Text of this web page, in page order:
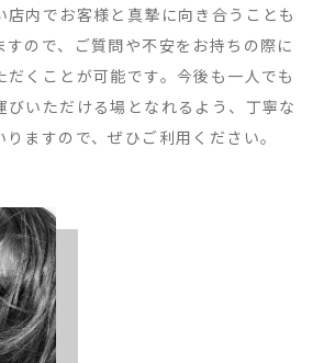
店内でお客様と真摯に向き合うことも
すので、ご質問や不安をお持ちの際に
だくことが可能です。今後も一人でも
びいただける場となれるよう、丁寧な
ますので、ぜひご利用ください。